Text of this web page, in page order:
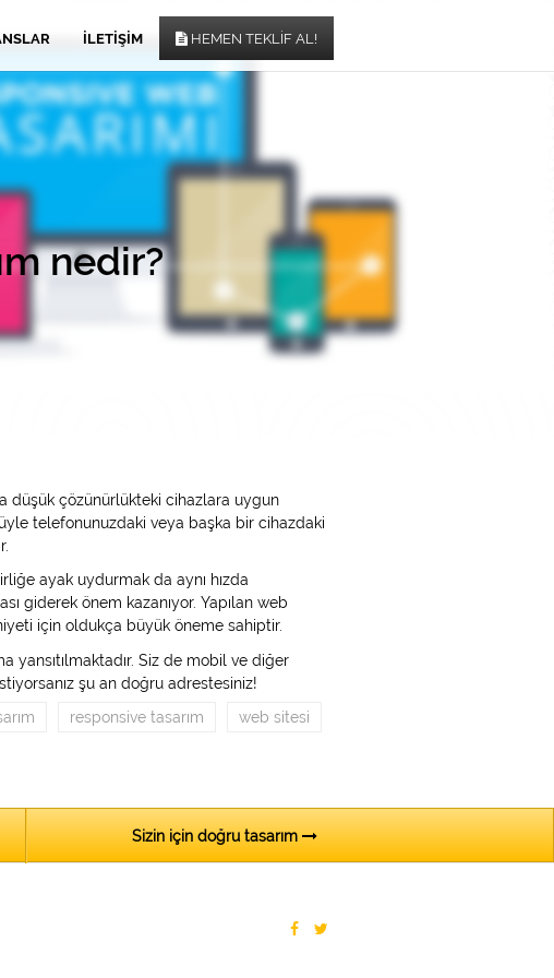
İLETIŞIM HEMEN TEKLIF AL!
nedir?
düşük çözünürlükteki cihazlara uygun
telefonunuzdaki veya başka bir cihazdaki
ayak uydurmak da aynı hızda
giderek önem kazanıyor. Yapılan web
için oldukça büyük öneme sahiptir.
yansıtılmaktadır. Siz de mobil ve diğer
şu an doğru adrestesiniz!
responsive tasarım web sitesi
Sizin için doğru tasarım